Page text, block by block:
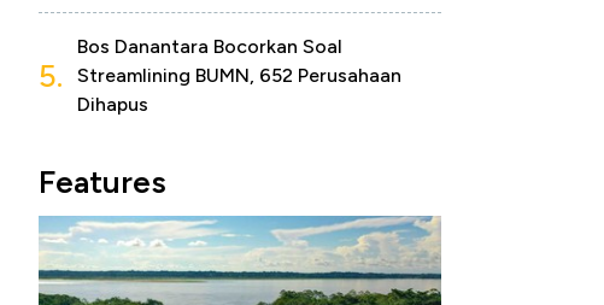
5.
Bos Danantara Bocorkan Soal
Streamlining BUMN, 652 Perusahaan
Dihapus
Features